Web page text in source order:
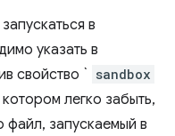
в
указать в
свойство ` sandbox
легко забыть,
файл, запускаемый в